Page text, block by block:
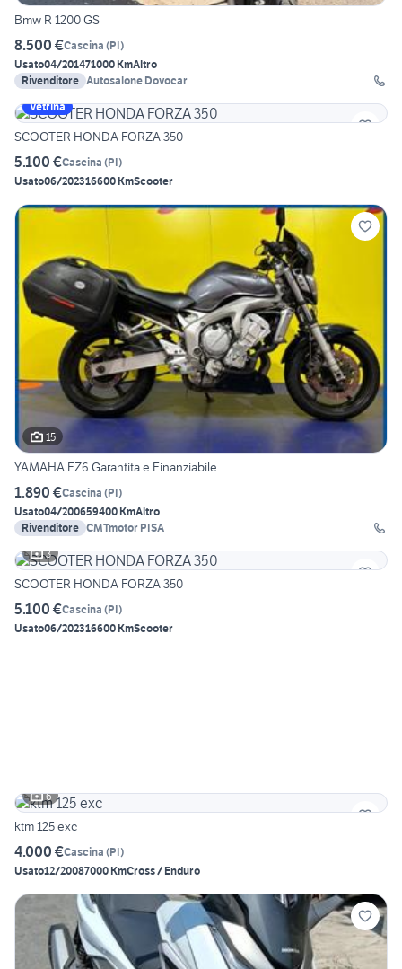
Bmw R 1200 GS
8.500 €Cascina (PI)
Usato04/201471000 KmAltro
Rivenditore Autosalone Dovocar
Vetrina
SCOOTER HONDA FORZA 350
5.100 €Cascina (PI)
Usato06/202316600 KmScooter
15
YAMAHA FZ6 Garantita e Finanziabile
1.890 €Cascina (PI)
Usato04/200659400 KmAltro
Rivenditore CMTmotor PISA
3
SCOOTER HONDA FORZA 350
5.100 €Cascina (PI)
Usato06/202316600 KmScooter
6
ktm 125 exc
4.000 €Cascina (PI)
Usato12/20087000 KmCross / Enduro